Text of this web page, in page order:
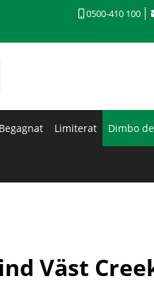
0500-410 100
Begagnat Limiterat Dimbo
Väst